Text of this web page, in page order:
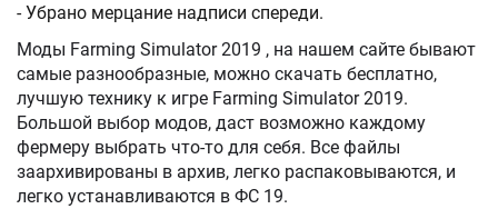
- Убрано мерцание надписи спереди.
Моды Farming Simulator 2019 , на нашем сайте бывают
самые разнообразные, можно скачать бесплатно,
лучшую технику к игре Farming Simulator 2019.
Большой выбор модов, даст возможно каждому
фермеру выбрать что-то для себя. Все файлы
заархивированы в архив, легко распаковываются, и
легко устанавливаются в ФС 19.